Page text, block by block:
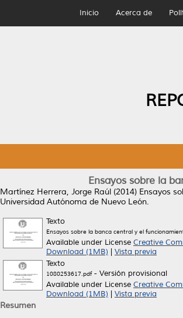
Inicio Acerca de
Ensayos sobre la
Martínez Herrera, Jorge Raúl (2014) Ensayos
Universidad Autónoma de Nuevo León.
Texto
Ensayos sobre la banca central y el
Available under License Creative
Download (1MB)
Vista previa
Texto
1080253617.pdf- Versión provisional
Available under License Creative
Download (1MB)
Vista previa
Resumen